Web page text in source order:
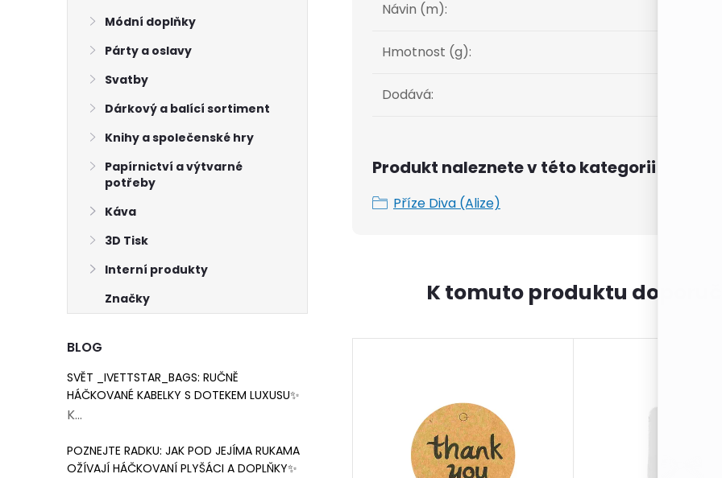
Módní doplňky
Párty a oslavy
Svatby
Dárkový a balící sortiment
Knihy a společenské hry
Papírnictví a výtvarné
potřeby
Káva
3D Tisk
Interní produkty
Značky
BLOG
SVĚT _IVETTSTAR_BAGS: RUČNĚ
HÁČKOVANÉ KABELKY S DOTEKEM LUXUSU✨
K...
POZNEJTE RADKU: JAK POD JEJÍMA RUKAMA
OŽÍVAJÍ HÁČKOVANÍ PLYŠÁCI A DOPLŇKY✨
Návin (m):
Hmotnost (g):
Dodává:
Produkt naleznete v této kategorii
Příze Diva (Alize)
K tomuto produktu